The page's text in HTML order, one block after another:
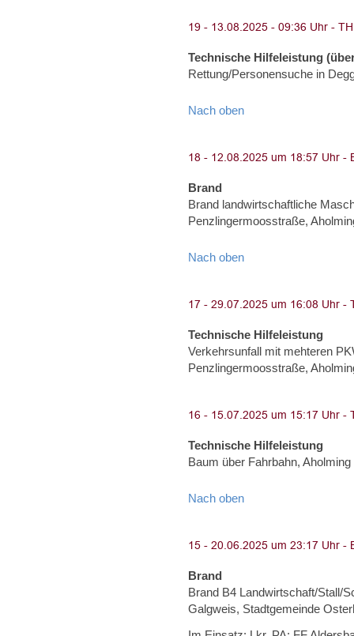
Technische Hilfeleistung
Rettung/Personensuche in
Nach oben
Brand
Brand landwirtschaftliche
Penzlingermoosstraße,
Nach oben
Technische Hilfeleistung
Verkehrsunfall mit mehteren
Penzlingermoosstraße,
Technische Hilfeleistung
Baum über Fahrbahn, Aholming
Nach oben
Brand
Brand B4 Landwirtschaft/Stall/
Galgweis, Stadtgemeinde